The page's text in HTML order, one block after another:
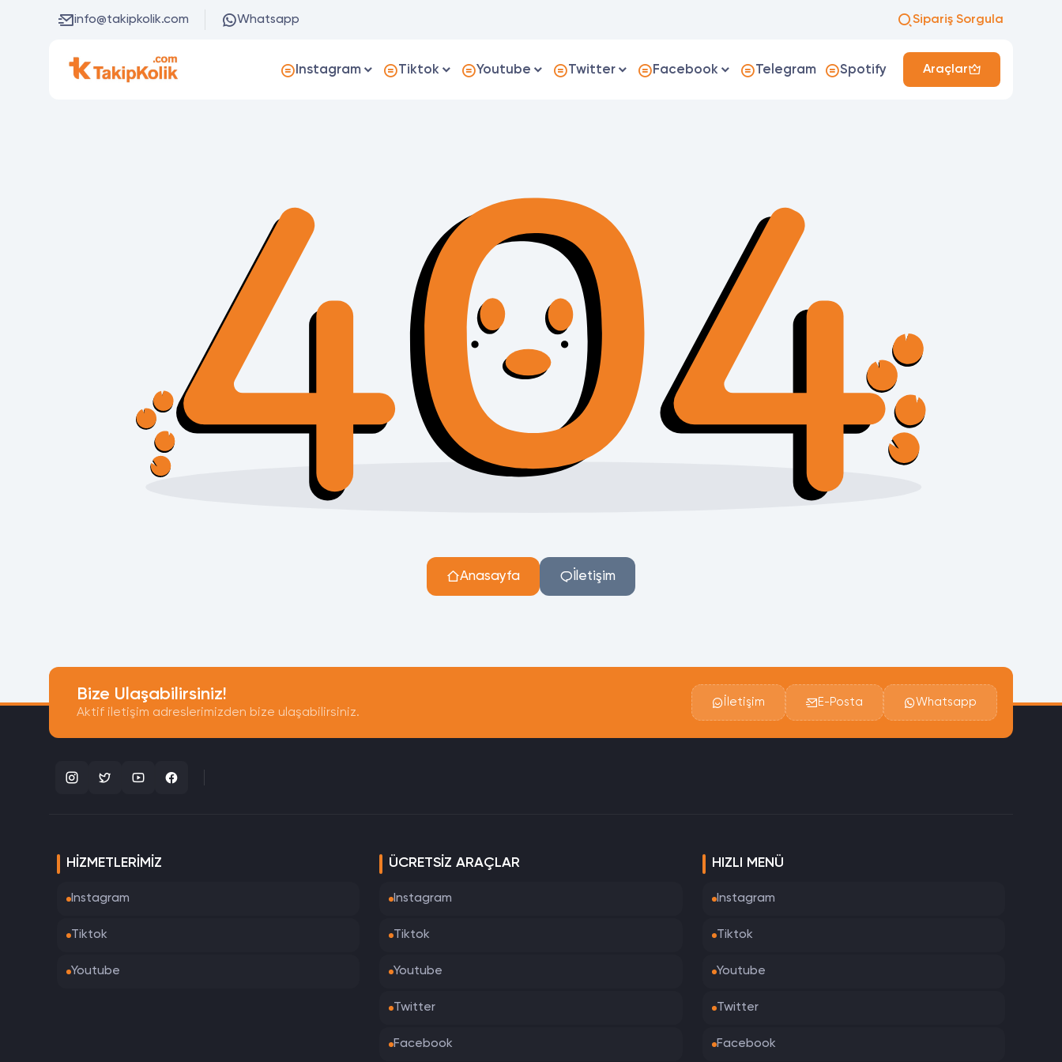
info@takipkolik.com Whatsapp Sipariş Sorgula
Instagram Tiktok Youtube Twitter Facebook Telegram Spotify Araçlar
Anasayfa İletişim
Bize Ulaşabilirsiniz!
Aktif iletişim adreslerimizden bize ulaşabilirsiniz.
İletişim E-Posta Whatsapp
HIZMETLERIMIZ
Instagram
Tiktok
Youtube
ÜCRETSIZ ARAÇLAR
Instagram
Tiktok
Youtube
Twitter
Facebook
HIZLI MENÜ
Instagram
Tiktok
Youtube
Twitter
Facebook